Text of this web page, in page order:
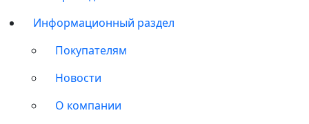
Информационный раздел
Покупателям
Новости
О компании